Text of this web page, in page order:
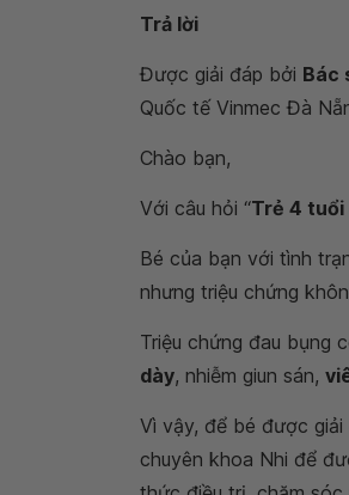
Trả lời
Được giải đáp bởi Bác
Quốc tế Vinmec Đà
Chào bạn,
Với câu hỏi “Trẻ 4 tuổi
Bé của bạn với tình
nhưng triệu chứng
Triệu chứng đau bụng
dày, nhiễm giun sán,
Vì vậy, để bé được
chuyên khoa Nhi để